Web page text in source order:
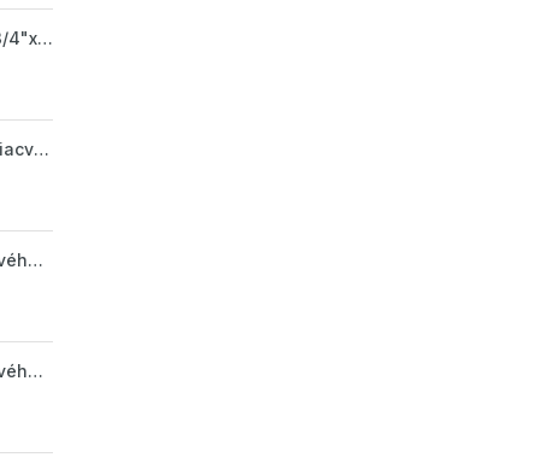
Šróbenie k ventilom -3/4"x 1/2"
Zverné šróbenie- na viacvrstvové potrubie ALPEX - 14x2 ALU-EK
Prechodka - zo závitového potrubia na zverné šróbenie - 3/4"FxEK; nikel
Prechodka - zo závitového potrubia na zverné šróbenie - 1/2"FxM24;